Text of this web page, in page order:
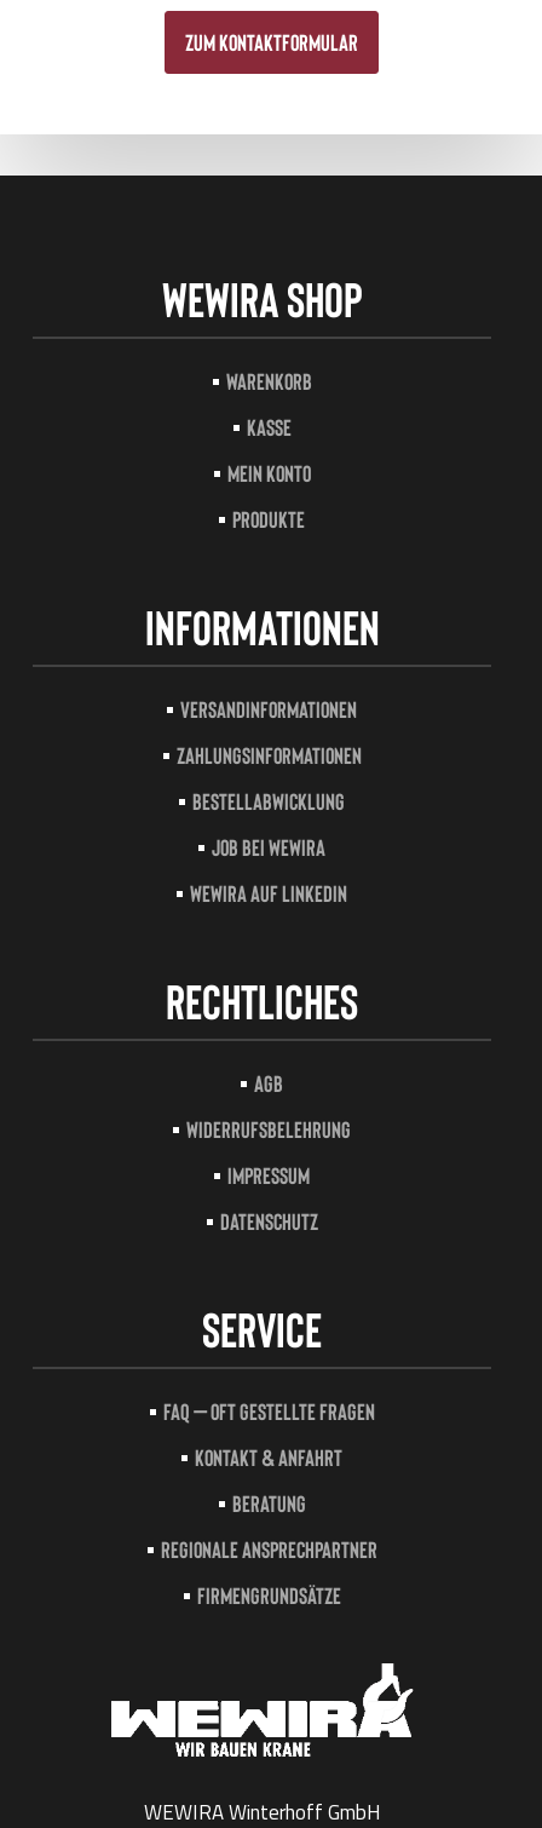
zum Kontaktformular
WEWIRA Winterhoff GmbH
Wewira Shop
Warenkorb
Kasse
Mein Konto
Produkte
Informationen
Versandinformationen
Zahlungsinformationen
Bestellabwicklung
Job bei Wewira
Wewira auf LinkedIn
Rechtliches
AGB
Widerrufsbelehrung
Impressum
Datenschutz
Service
FAQ – Oft gestellte Fragen
Kontakt & Anfahrt
Beratung
Regionale Ansprechpartner
Firmengrundsätze